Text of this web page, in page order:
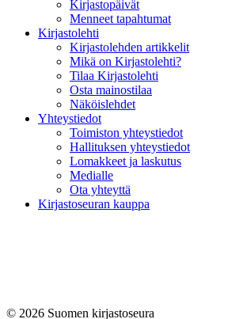
Kirjastopäivät
Menneet tapahtumat
Kirjastolehti
Kirjastolehden artikkelit
Mikä on Kirjastolehti?
Tilaa Kirjastolehti
Osta mainostilaa
Näköislehdet
Yhteystiedot
Toimiston yhteystiedot
Hallituksen yhteystiedot
Lomakkeet ja laskutus
Medialle
Ota yhteyttä
Kirjastoseuran kauppa
© 2026 Suomen kirjastoseura